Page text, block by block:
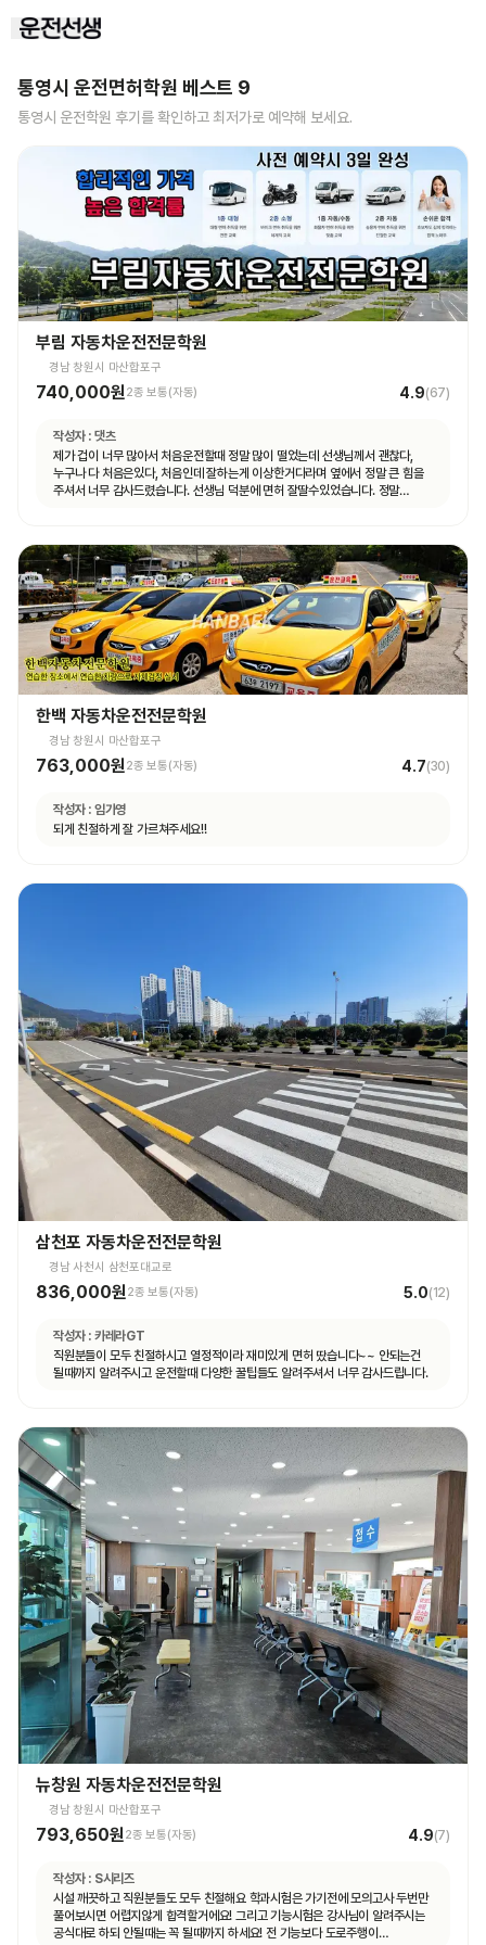
통영시 운전면허학원 베스트 9
통영시 운전학원 후기를 확인하고 최저가로 예약해 보세요.
부림 자동차운전전문학원
경남 창원시 마산합포구
740,000원2종 보통(자동) 4.9(67)
작성자 : 댓츠
제가 겁이 너무 많아서 처음운전할때 정말 많이 떨었는데 선생님께서 괜찮다,
누구나 다 처음은있다, 처음인데 잘하는게 이상한거다라며 옆에서 정말 큰 힘을
주셔서 너무 감사드렸습니다. 선생님 덕분에 면허 잘딸수있었습니다. 정말
한백 자동차운전전문학원
경남 창원시 마산합포구
763,000원2종 보통(자동) 4.7(30)
작성자 : 임가영
되게 친절하게 잘 가르쳐주세요!!
삼천포 자동차운전전문학원
경남 사천시 삼천포대교로
836,000원2종 보통(자동) 5.0(12)
작성자 : 카레라GT
직원분들이 모두 친절하시고 열정적이라 재미있게 면허 땄습니다~~ 안되는건
될때까지 알려주시고 운전할때 다양한 꿀팁들도 알려주셔서 너무 감사드립니다.
뉴창원 자동차운전전문학원
경남 창원시 마산합포구
793,650원2종 보통(자동) 4.9(7)
작성자 : S시리즈
시설 깨끗하고 직원분들도 모두 친절해요 학과시험은 가기전에 모의고사 두번만
풀어보시면 어렵지않게 합격할거에요! 그리고 기능시험은 강사님이 알려주시는
공식대로 하되 안될때는 꼭 될때까지 하세요! 전 기능보다 도로주행이